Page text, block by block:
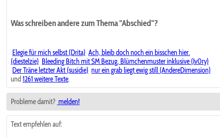
Was schreiben andere zum Thema "Abschied"?
Elegie für mich selbst (Drita) Ach, bleib doch noch ein bisschen hier.
(diestelzie) Bleeding Bitch mit SM Bezug, Blümchenmuster inklusive (Iv0ry)
Der Träne letzter Akt (susidie) nur ein grab liegt ewig still (AndereDimension)
und 1261 weitere Texte.
Probleme damit? melden!
Text empfehlen auf: